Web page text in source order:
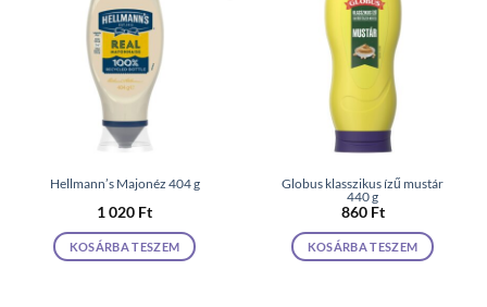
Hellmann’s Majonéz 404 g
1 020 Ft
KOSÁRBA TESZEM
Globus klasszikus ízű mustár
440 g
860 Ft
KOSÁRBA TESZEM